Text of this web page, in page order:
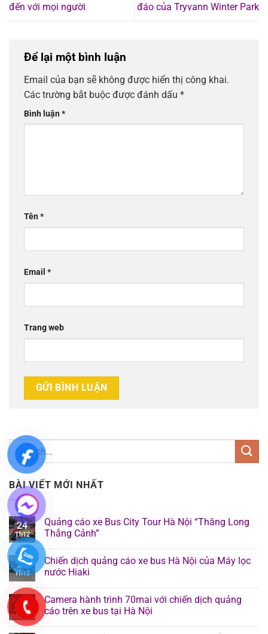
đến với mọi người
đáo của Tryvann Winter Park
Để lại một bình luận
Email của bạn sẽ không được hiển thị công khai.
Các trường bắt buộc được đánh dấu *
Bình luận*
Tên*
Email *
Trang web
BÀI VIẾT MỚI NHẤT
24
Th12
Quảng cáo xe Bus City Tour Hà Nội “Thăng Long
Thắng Cảnh”
24
Th12
Chiến dịch quảng cáo xe bus Hà Nội của Máy lọc
nước Hiaki
24
Th12
Camera hành trình 70mai với chiến dịch quảng
cáo trên xe bus tại Hà Nội